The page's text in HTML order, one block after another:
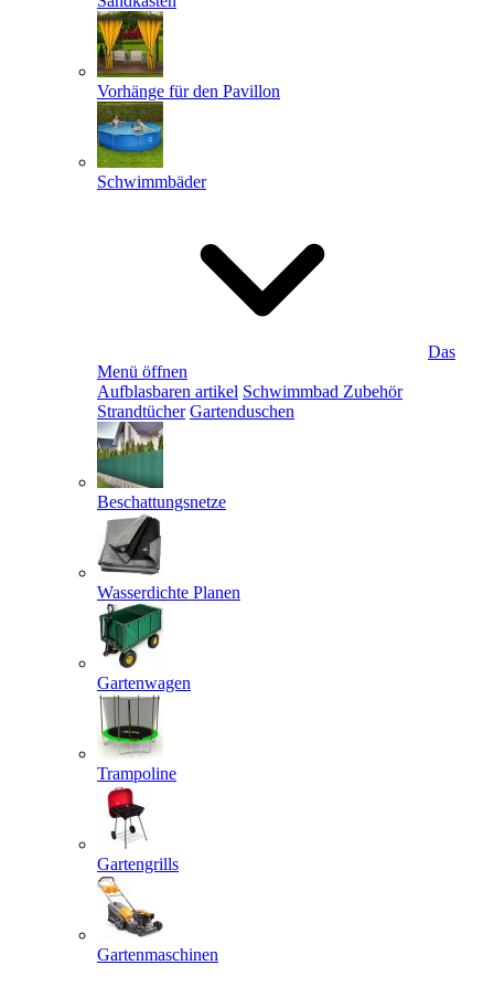
Vorhänge für den Pavillon
Schwimmbäder
Das
Menü öffnen
Aufblasbaren artikel Schwimmbad Zubehör
Strandtücher Gartenduschen
Beschattungsnetze
Wasserdichte Planen
Gartenwagen
Trampoline
Gartengrills
Gartenmaschinen